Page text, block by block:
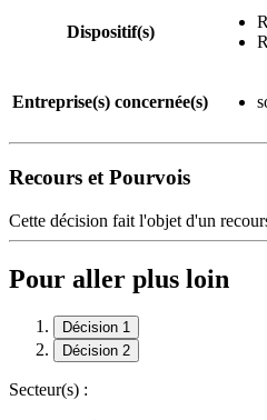
Dispositif(s)
Entreprise(s) concernée(s)
Recours et Pourvois
Cette décision fait l'objet d'un
Pour aller plus loin
Décision 1
Décision 2
Secteur(s) :